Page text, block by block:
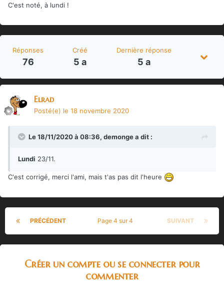
C'est noté, à lundi !
Réponses
76
Créé
5 a
Dernière réponse
5 a
Elrad
Posté(e) le 18 novembre 2020
Le 18/11/2020 à 08:36, demongea dit :
Lundi 23/11.
C'est corrigé, merci l'ami, mais t'as pas dit l'heure
PRÉCÉDENT SUIVANT
Page 4 sur 4
Créer un compte ou se connecter pour
commenter